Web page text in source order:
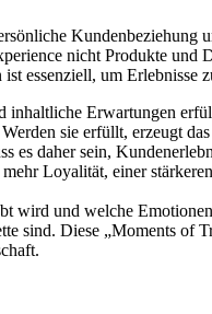
Kundenbeziehung
nicht Produkte und
essenziell, um Erlebnisse
Erwartungen
sie erfüllt, erzeugt
daher sein,
Loyalität, einer
wird und welche
sind. Diese „Moments of